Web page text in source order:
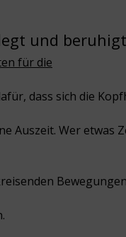
und beruhigt
für die
dass sich die
Auszeit. Wer etwas